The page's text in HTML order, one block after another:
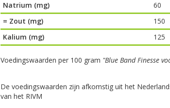
Natrium (mg)
60
= Zout (mg)
150
Kalium (mg)
125
Voedingswaarden per 100 gram "Blue Band Finesse
De voedingswaarden zijn afkomstig uit het
van het RIVM